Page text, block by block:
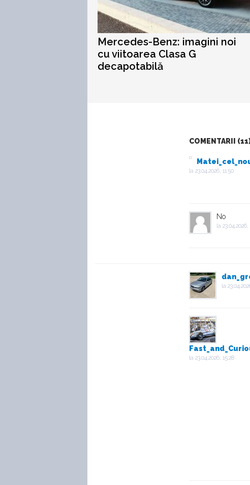
Mercedes-Benz: imagini noi
cu viitoarea Clasa G
decapotabilă
COMENTARII
la 23.04.2026, 11:50
No
la 23.04.2026,
la
la 23.04.2026, 15:28